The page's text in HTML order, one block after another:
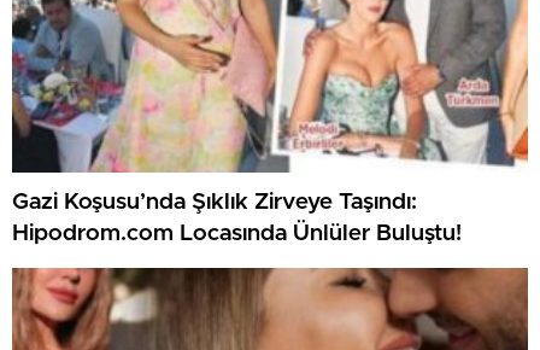
Gazi Koşusu’nda Şıklık Zirveye Taşındı:
Hipodrom.com Locasında Ünlüler Buluştu!